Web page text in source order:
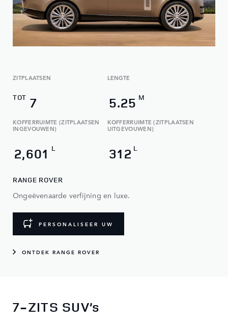
ZITPLAATSEN
TOT 7
LENGTE
5.25 M
KOFFERRUIMTE (ZITPLAATSEN
INGEVOUWEN)
2,601 L
KOFFERRUIMTE (ZITPLAATSEN
UITGEVOUWEN)
312 L
RANGE ROVER
Ongeëvenaarde verfijning en luxe.
PERSONALISEER UW
ONTDEK RANGE ROVER
7-ZITS SUV’s